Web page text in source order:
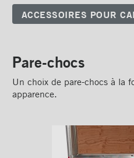
ACCESSOIRES POUR
Bandes de sécurité
réfléchissantes
Cadrages arrières
Marchepied ''Grip Strut''
Pare-chocs
Un choix de pare-chocs à la
apparence.